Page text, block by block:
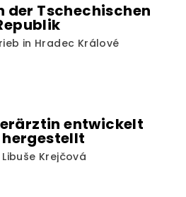
der Tschechischen
in Hradec Králové
entwickelt
hergestellt
Libuše Krejčová